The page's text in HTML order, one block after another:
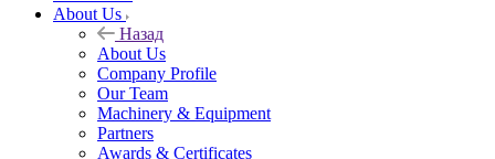
About Us
Назад
About Us
Company Profile
Our Team
Machinery & Equipment
Partners
Awards & Certificates